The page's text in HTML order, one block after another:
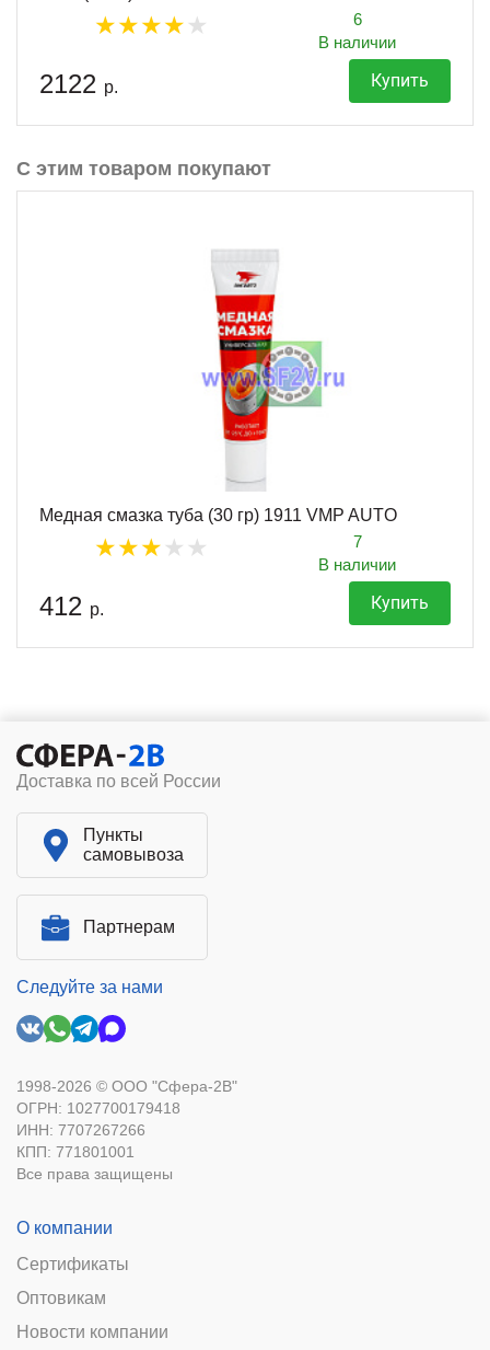
6
В наличии
2122 р. Купить
С этим товаром покупают
Медная смазка туба (30 гр) 1911 VMP AUTO
7
В наличии
412 р. Купить
Доставка по всей России
Пункты
самовывоза
Партнерам
Следуйте за нами
1998-2026 © ООО "Сфера-2В"
ОГРН: 1027700179418
ИНН: 7707267266
КПП: 771801001
Все права защищены
О компании
Сертификаты
Оптовикам
Новости компании